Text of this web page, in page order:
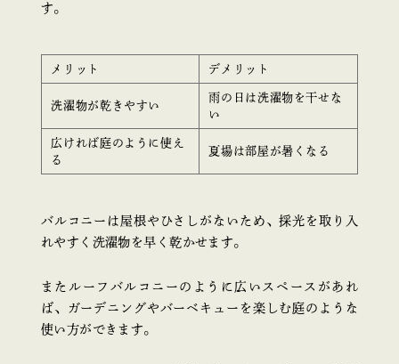
す。
メリット デメリット
洗濯物が乾きやすい
雨の日は洗濯物を干せな
い
広ければ庭のように使え
る
夏場は部屋が暑くなる
バルコニーは屋根やひさしがないため、採光を取り入
れやすく洗濯物を早く乾かせます。
またルーフバルコニーのように広いスペースがあれ
ば、ガーデニングやバーベキューを楽しむ庭のような
使い方ができます。